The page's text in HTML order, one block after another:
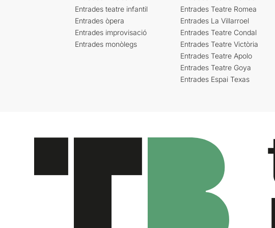
Entrades teatre infantil
Entrades òpera
Entrades improvisació
Entrades monòlegs
Entrades Teatre Romea
Entrades La Villarroel
Entrades Teatre Condal
Entrades Teatre Victòria
Entrades Teatre Apolo
Entrades Teatre Goya
Entrades Espai Texas